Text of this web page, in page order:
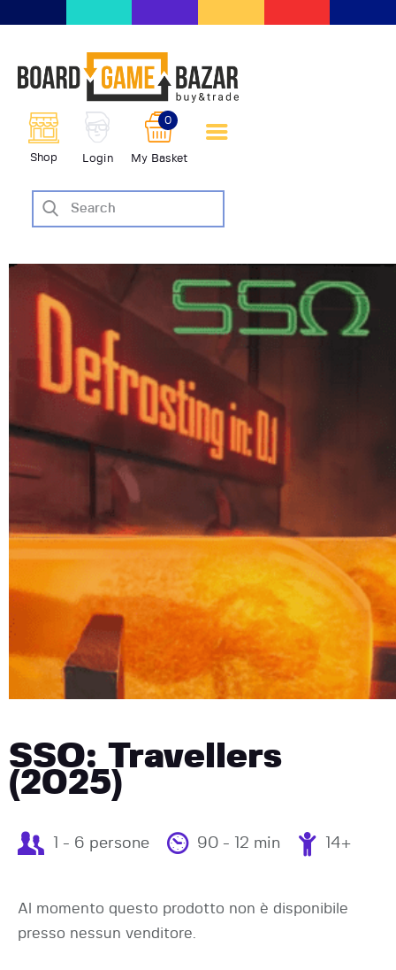
Shop Login My Basket
0
scambio giochi da tavolo
BoardGameBazar
SHOP
VENDI
CASE EDITRICI
BLOG-NEWS
EVENTI
SSO: Travellers
(2025)
1 - 6 persone 90 - 12 min 14+
Al momento questo prodotto non è disponibile
presso nessun venditore.